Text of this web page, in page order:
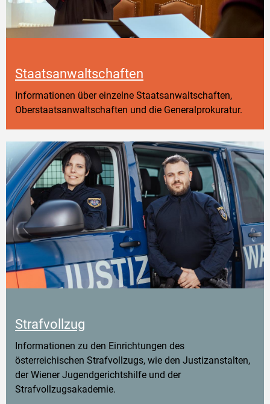
Staatsanwaltschaften
Informationen über einzelne Staatsanwaltschaften,
Oberstaatsanwaltschaften und die Generalprokuratur.
Strafvollzug
Informationen zu den Einrichtungen des
österreichischen Strafvollzugs, wie den Justizanstalten,
der Wiener Jugendgerichtshilfe und der
Strafvollzugsakademie.